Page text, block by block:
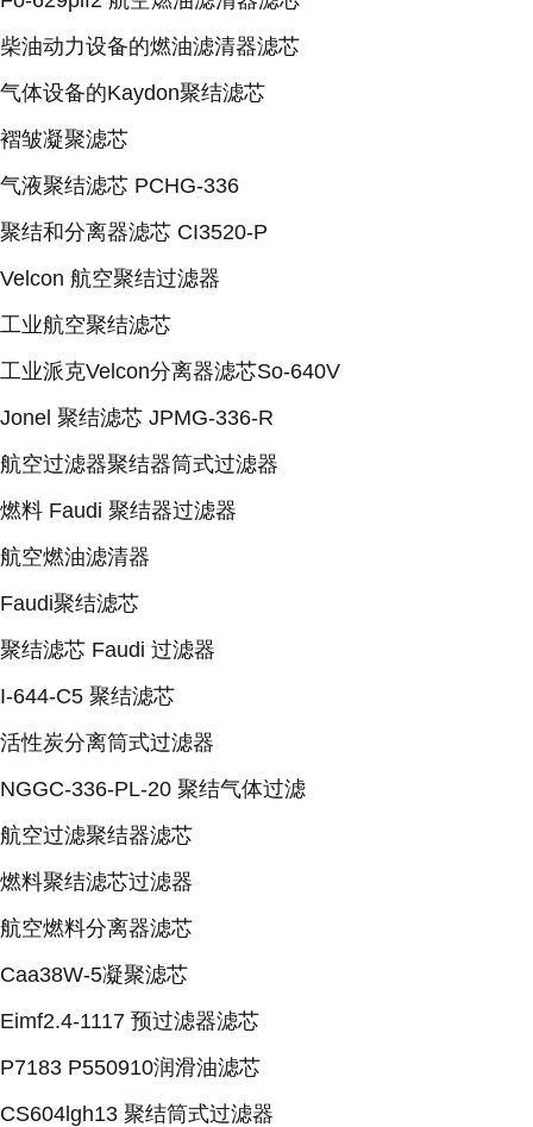
柴油动力设备的燃油滤清器滤芯
气体设备的Kaydon聚结滤芯
褶皱凝聚滤芯
气液聚结滤芯 PCHG-336
聚结和分离器滤芯 CI3520-P
Velcon 航空聚结过滤器
工业航空聚结滤芯
工业派克Velcon分离器滤芯So-640V
Jonel 聚结滤芯 JPMG-336-R
航空过滤器聚结器筒式过滤器
燃料 Faudi 聚结器过滤器
航空燃油滤清器
Faudi聚结滤芯
聚结滤芯 Faudi 过滤器
I-644-C5 聚结滤芯
活性炭分离筒式过滤器
NGGC-336-PL-20 聚结气体过滤
航空过滤聚结器滤芯
燃料聚结滤芯过滤器
航空燃料分离器滤芯
Caa38W-5凝聚滤芯
Eimf2.4-1117 预过滤器滤芯
P7183 P550910润滑油滤芯
CS604lgh13 聚结筒式过滤器